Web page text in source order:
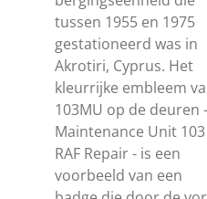
tussen 1955 en 1975
gestationeerd was in
Akrotiri, Cyprus. Het
kleurrijke embleem
103MU op de deuren -
Maintenance Unit 103
RAF Repair - is een
voorbeeld van een